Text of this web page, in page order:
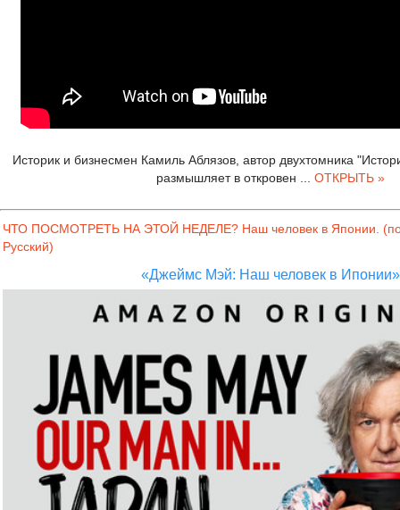
Историк и бизнесмен Камиль Аблязов, автор двухтомника
размышляет в откровен ... ОТКРЫТЬ »
ЧТО ПОСМОТРЕТЬ НА ЭТОЙ НЕДЕЛЕ? Наш человек в Японии.
Русский)
«Джеймс Мэй: Наш человек в Ипонии»